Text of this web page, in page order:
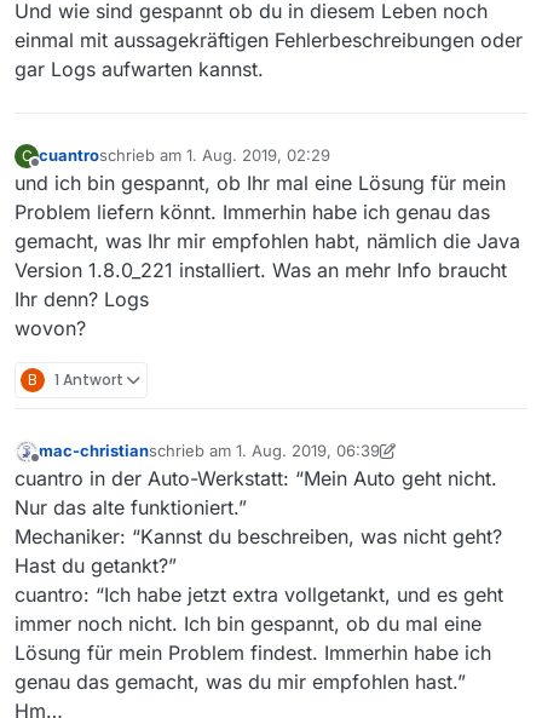
Und wie sind gespannt ob du in diesem Leben noch
einmal mit aussagekräftigen Fehlerbeschreibungen oder
gar Logs aufwarten kannst.
C
Offline
cuantroschrieb am 1. Aug. 2019, 02:29
zuletzt editiert von
und ich bin gespannt, ob Ihr mal eine Lösung für mein
Problem liefern könnt. Immerhin habe ich genau das
gemacht, was Ihr mir empfohlen habt, nämlich die Java
Version 1.8.0_221 installiert. Was an mehr Info braucht
Ihr denn? Logs
wovon?
B 1 Antwort
Offline
mac-christianschrieb am 1. Aug. 2019, 06:39
zuletzt editiert von mac-christian
cuantro in der Auto-Werkstatt: “Mein Auto geht nicht.
Nur das alte funktioniert.”
Mechaniker: “Kannst du beschreiben, was nicht geht?
Hast du getankt?”
cuantro: “Ich habe jetzt extra vollgetankt, und es geht
immer noch nicht. Ich bin gespannt, ob du mal eine
Lösung für mein Problem findest. Immerhin habe ich
genau das gemacht, was du mir empfohlen hast.”
Hm…